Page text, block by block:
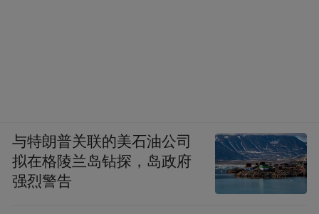
与特朗普关联的美石油公司
拟在格陵兰岛钻探，岛政府
强烈警告